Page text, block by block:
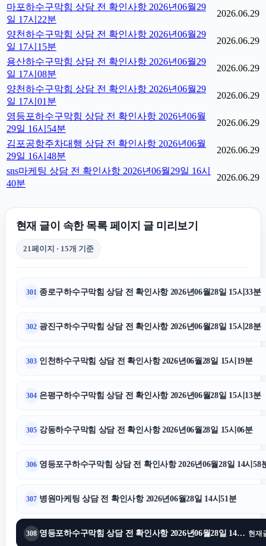
마포하수구막힘 상담 전 확인사항 2026년06월29
일 17시22분
2026.06.29
양천하수구막힘 상담 전 확인사항 2026년06월29
일 17시15분
2026.06.29
용산하수구막힘 상담 전 확인사항 2026년06월29
일 17시08분
2026.06.29
양천하수구막힘 상담 전 확인사항 2026년06월29
일 17시01분
2026.06.29
영등포하수구막힘 상담 전 확인사항 2026년06월
29일 16시54분
2026.06.29
김포공항주차대행 상담 전 확인사항 2026년06월
29일 16시48분
2026.06.29
sns마케팅 상담 전 확인사항 2026년06월29일 16시
40분
2026.06.29
현재 글이 속한 목록 페이지 글 미리보기
21페이지 · 15개 기준
301 종로구하수구막힘 상담 전 확인사항 2026년06월28일 15시33분
302 광진구하수구막힘 상담 전 확인사항 2026년06월28일 15시28분
303 인천하수구막힘 상담 전 확인사항 2026년06월28일 15시19분
304 은평구하수구막힘 상담 전 확인사항 2026년06월28일 15시13분
305 강동하수구막힘 상담 전 확인사항 2026년06월28일 15시06분
306 영등포구하수구막힘 상담 전 확인사항 2026년06월28일 14시58
307 병원마케팅 상담 전 확인사항 2026년06월28일 14시51분
308 영등포하수구막힘 상담 전 확인사항 2026년06월28일 14시44분 현재